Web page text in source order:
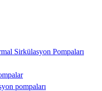
Sirkülasyon Pompaları
pompaları